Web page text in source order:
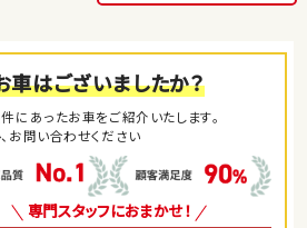
車はございましたか？
にあったお車をご紹介いたします。
お問い合わせください
専門スタッフにおまかせ！